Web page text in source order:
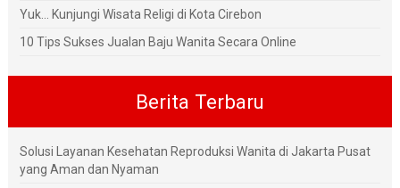
Yuk... Kunjungi Wisata Religi di Kota Cirebon
10 Tips Sukses Jualan Baju Wanita Secara Online
Berita Terbaru
Solusi Layanan Kesehatan Reproduksi Wanita di Jakarta Pusat
yang Aman dan Nyaman